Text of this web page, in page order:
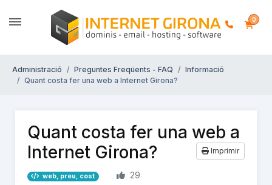
0
Administració Preguntes Freqüents - FAQ
Informació
Quant costa fer una web a Internet Girona?
Quant costa fer una web a
Internet Girona?
Imprimir
web, preu, cost 29